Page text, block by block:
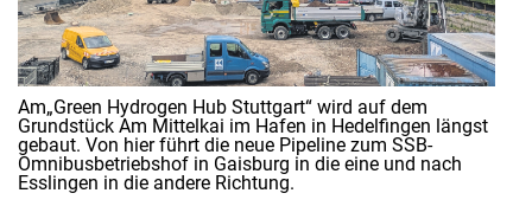
Am„Green Hydrogen Hub Stuttgart“ wird auf dem
Grundstück Am Mittelkai im Hafen in Hedelfingen längst
gebaut. Von hier führt die neue Pipeline zum SSB-
Omnibusbetriebshof in Gaisburg in die eine und nach
Esslingen in die andere Richtung.